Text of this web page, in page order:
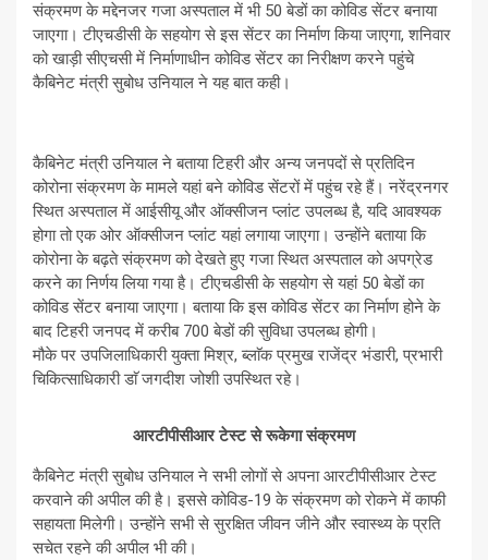
संक्रमण के मद्देनजर गजा अस्पताल में भी 50 बेडों का कोविड सेंटर बनाया
जाएगा। टीएचडीसी के सहयोग से इस सेंटर का निर्माण किया जाएगा, शनिवार
को खाड़ी सीएचसी में निर्माणाधीन कोविड सेंटर का निरीक्षण करने पहुंचे
कैबिनेट मंत्री सुबोध उनियाल ने यह बात कही।
कैबिनेट मंत्री उनियाल ने बताया टिहरी और अन्य जनपदों से प्रतिदिन
कोरोना संक्रमण के मामले यहां बने कोविड सेंटरों में पहुंच रहे हैं। नरेंद्रनगर
स्थित अस्पताल में आईसीयू और ऑक्सीजन प्लांट उपलब्ध है, यदि आवश्यक
होगा तो एक ओर ऑक्सीजन प्लांट यहां लगाया जाएगा। उन्होंने बताया कि
कोरोना के बढ़ते संक्रमण को देखते हुए गजा स्थित अस्पताल को अपग्रेड
करने का निर्णय लिया गया है। टीएचडीसी के सहयोग से यहां 50 बेडों का
कोविड सेंटर बनाया जाएगा। बताया कि इस कोविड सेंटर का निर्माण होने के
बाद टिहरी जनपद में करीब 700 बेडों की सुविधा उपलब्ध होगी।
मौके पर उपजिलाधिकारी युक्ता मिश्र, ब्लाॅक प्रमुख राजेंद्र भंडारी, प्रभारी
चिकित्साधिकारी डाॅ जगदीश जोशी उपस्थित रहे।
आरटीपीसीआर टेस्ट से रूकेगा संक्रमण
कैबिनेट मंत्री सुबोध उनियाल ने सभी लोगों से अपना आरटीपीसीआर टेस्ट
करवाने की अपील की है। इससे कोविड-19 के संक्रमण को रोकने में काफी
सहायता मिलेगी। उन्होंने सभी से सुरक्षित जीवन जीने और स्वास्थ्य के प्रति
सचेत रहने की अपील भी की।